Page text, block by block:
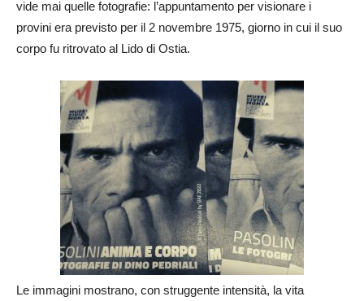
vide mai quelle fotografie: l’appuntamento per visionare i
provini era previsto per il 2 novembre 1975, giorno in cui il suo
corpo fu ritrovato al Lido di Ostia.
Le immagini mostrano, con struggente intensità, la vita